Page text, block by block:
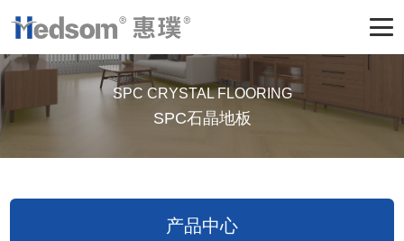
SPC CRYSTAL FLOORING
SPC石晶地板
产品中心